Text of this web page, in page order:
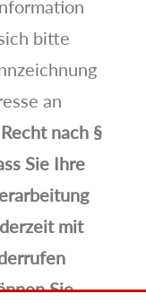
bitte
an
nach §
Sie Ihre
mit
Sie